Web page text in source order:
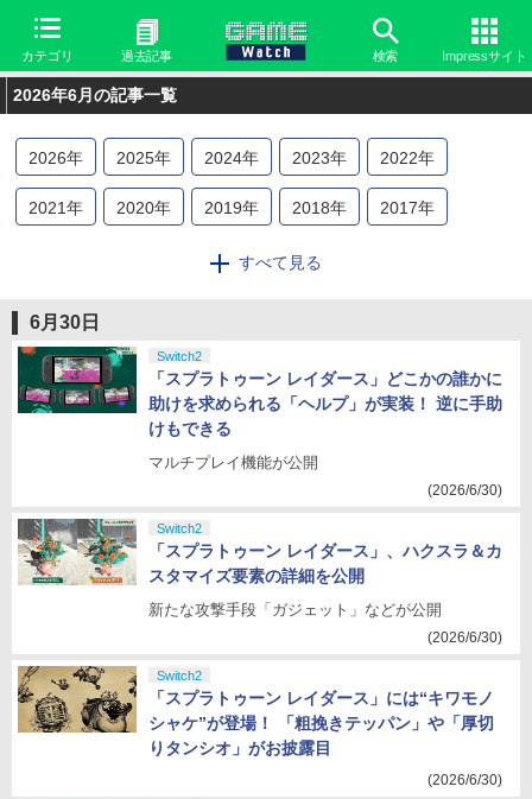
カテゴリ 過去記事 検索 Impressサイト
2026年6月の記事一覧
2026年 2025年 2024年 2023年 2022年
2021年 2020年 2019年 2018年 2017年
2014年 2013
2006年 2005 年
2001年 2000年
すべて見る
6月30日
Switch2
「スプラトゥーン レイダース」どこかの誰かに
助けを求められる「ヘルプ」が実装！ 逆に手助
けもできる
マルチプレイ機能が公開
(2026/6/30)
Switch2
「スプラトゥーン レイダース」、ハクスラ＆カ
スタマイズ要素の詳細を公開
新たな攻撃手段「ガジェット」などが公開
(2026/6/30)
Switch2
「スプラトゥーン レイダース」には“キワモノ
シャケ”が登場！ 「粗挽きテッパン」や「厚切
りタンシオ」がお披露目
(2026/6/30)